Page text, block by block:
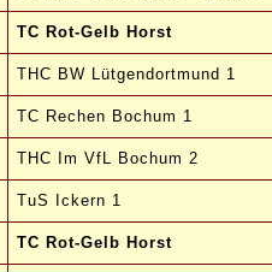
TC Rot-Gelb Horst
THC BW Lütgendortmund 1
TC Rechen Bochum 1
THC Im VfL Bochum 2
TuS Ickern 1
TC Rot-Gelb Horst